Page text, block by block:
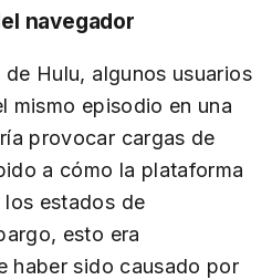
navegador
Hulu, algunos usuarios
mismo episodio en una
provocar cargas de
a cómo la plataforma
los estados de
esto era
haber sido causado por